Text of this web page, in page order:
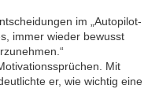
im „Autopilot-
immer wieder bewusst
Mit
er, wie wichtig eine